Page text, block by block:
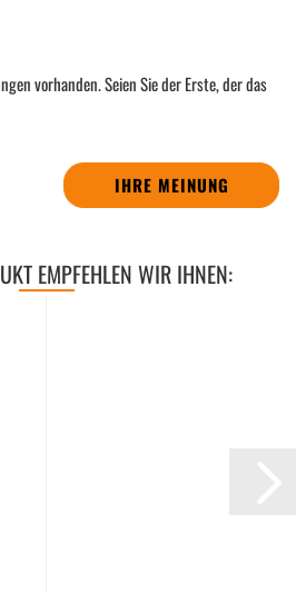
vorhanden. Seien Sie der Erste, der das
IHRE MEINUNG
EMPFEHLEN WIR IHNEN: